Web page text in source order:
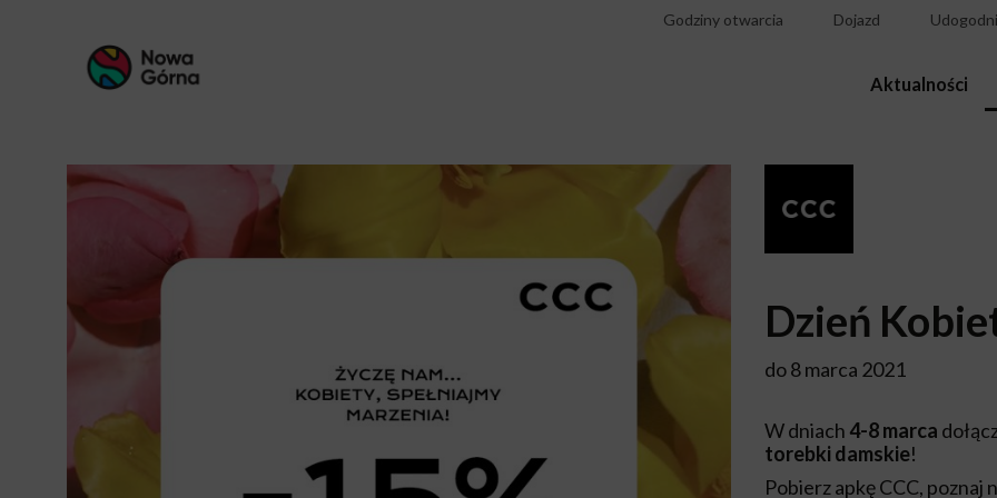
Godziny otwarcia Dojazd
Aktualności
Dzień
do 8 marca 2021
W dniach 4-8 marca
torebki damskie!
Pobierz apkę CCC, poznaj